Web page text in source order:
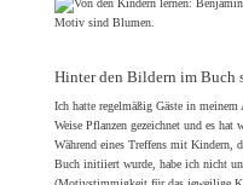
Hinter den Bildern im Buch
Ich hatte regelmäßig Gäste in
Weise Pflanzen gezeichnet und es
Während eines Treffens mit Kindern,
Buch initiiert wurde, habe ich nicht